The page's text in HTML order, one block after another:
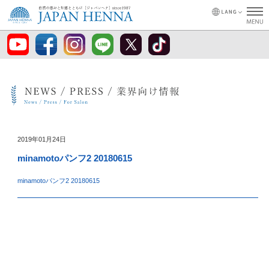
2019年01月24日
minamotoパンフ2 20180615
minamotoパンフ2 20180615